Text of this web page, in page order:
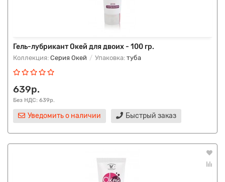
Гель-лубрикант Окей для двоих - 100 гр.
Коллекция: Серия Окей Упаковка: туба
639р.
Без НДС: 639р.
Уведомить о наличии Быстрый заказ